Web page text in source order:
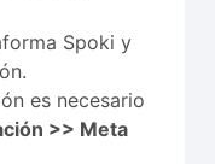
Spoki y
es necesario
>> Meta